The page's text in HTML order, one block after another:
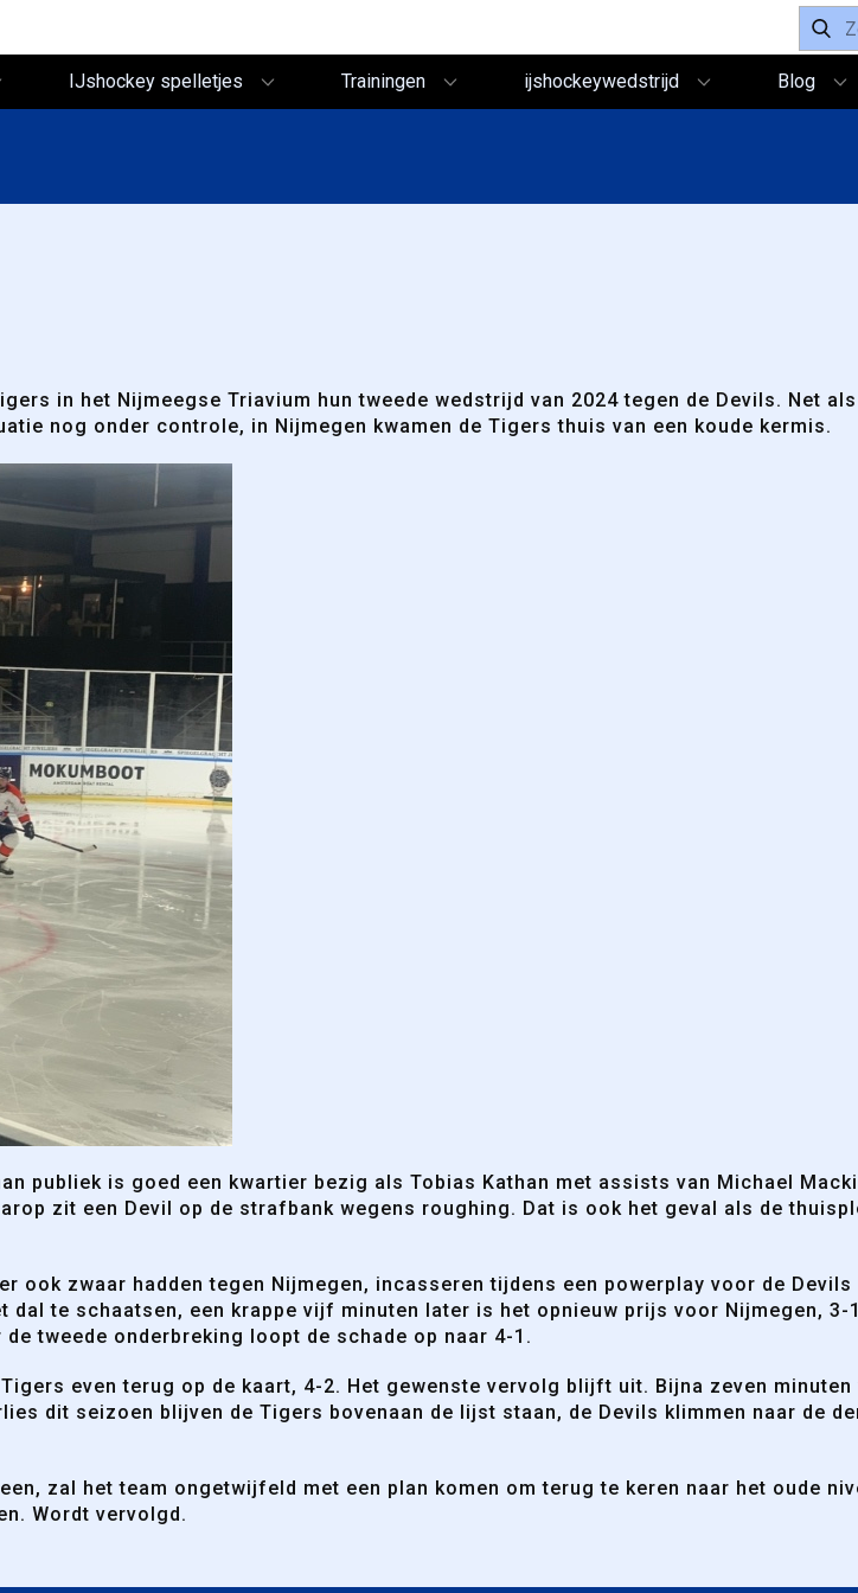
IJshockey spelletjes Trainingen ijshockeywedstrijd Blog
in het Nijmeegse Triavium hun tweede wedstrijd van 2024 tegen de Devils. Net
nog onder controle, in Nijmegen kwamen de Tigers thuis van een koude kermis.
publiek is goed een kwartier bezig als Tobias Kathan met assists van Michael
zit een Devil op de strafbank wegens roughing. Dat is ook het geval als de
zwaar hadden tegen Nijmegen, incasseren tijdens een powerplay voor de
te schaatsen, een krappe vijf minuten later is het opnieuw prijs voor Nijmegen, 3-
tweede onderbreking loopt de schade op naar 4-1.
even terug op de kaart, 4-2. Het gewenste vervolg blijft uit. Bijna zeven
dit seizoen blijven de Tigers bovenaan de lijst staan, de Devils klimmen naar de
zal het team ongetwijfeld met een plan komen om terug te keren naar het oude
Wordt vervolgd.